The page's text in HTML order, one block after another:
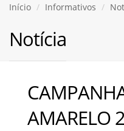
Início Informativos
Notícia
AMARELO